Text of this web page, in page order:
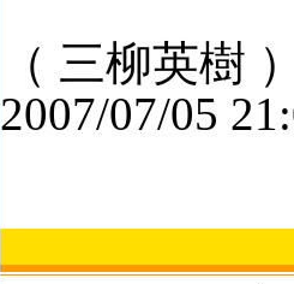
（ 三柳英樹
2007/07/05